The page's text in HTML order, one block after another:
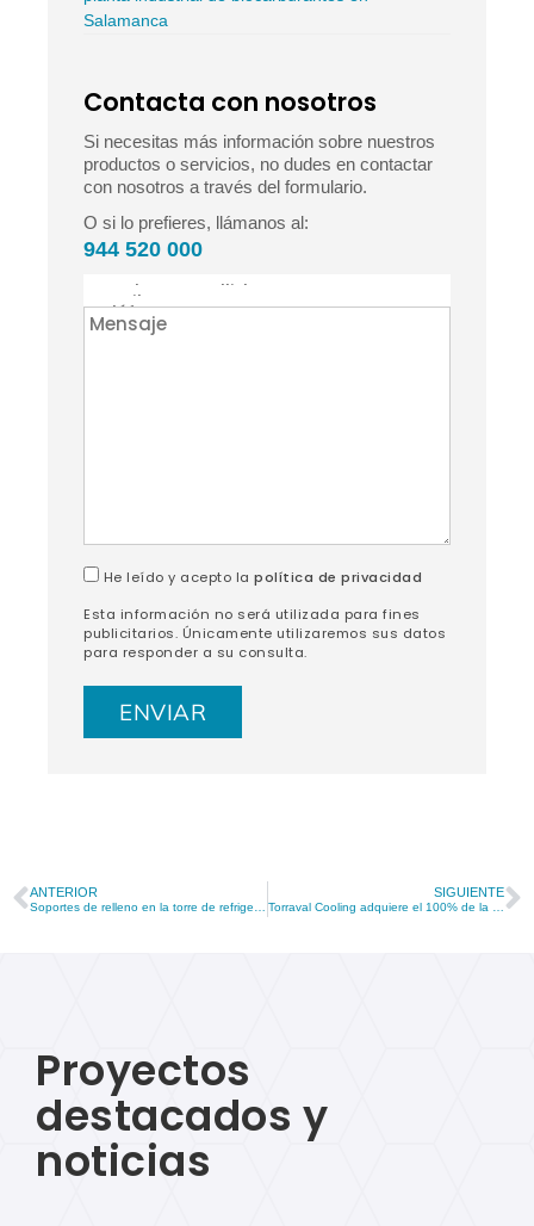
Salamanca
Contacta con nosotros
Si necesitas más información sobre nuestros
productos o servicios, no dudes en contactar
con nosotros a través del formulario.
O si lo prefieres, llámanos al:
944 520 000
He leído y acepto la política de privacidad
Esta información no será utilizada para fines
publicitarios. Únicamente utilizaremos sus datos
para responder a su consulta.
ANTERIOR SIGUIENTE
Proyectos
destacados y
noticias